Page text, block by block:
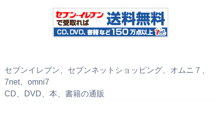
セブンイレブン、セブンネットショッピング、オムニ７、
7net、omni7
CD、DVD、本、書籍の通販